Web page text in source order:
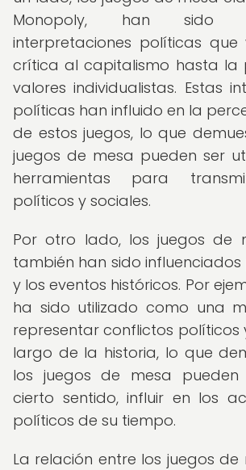
Monopoly, han sido
interpretaciones políticas
crítica al capitalismo hasta la
valores individualistas. Estas
políticas han influido en la
de estos juegos, lo que
juegos de mesa pueden ser
herramientas para
políticos y sociales.
Por otro lado, los juegos de
también han sido
y los eventos históricos. Por
ha sido utilizado como una
representar conflictos políticos
largo de la historia, lo que
los juegos de mesa
cierto sentido, influir en los
políticos de su tiempo.
La relación entre los juegos de